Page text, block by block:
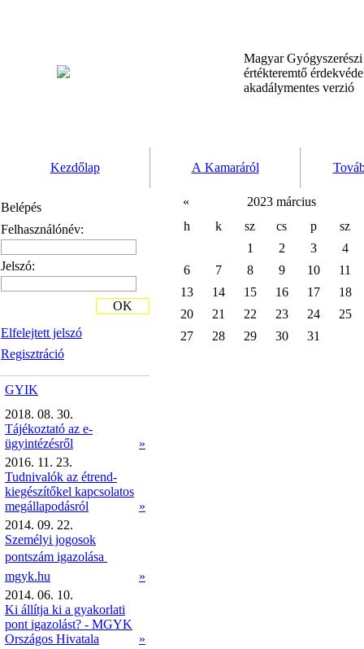
Magyar
értékteremtő
akadálymentes verzió
Kezdőlap A Kamaráról
Belépés
Felhasználónév:
Jelszó:
Elfelejtett jelszó
Regisztráció
OK
GYIK
2018. 08. 30.
Tájékoztató az e-
ügyintézésről
»
2016. 11. 23.
Tudnivalók az étrend-
kiegészítőkel kapcsolatos
megállapodásról
»
2014. 09. 22.
Személyi jogosok
pontszám igazolása 
mgyk.hu
»
2014. 06. 10.
Ki állítja ki a gyakorlati
pont igazolást? - MGYK
Országos Hivatala
»
«
2023 március
h
k sz cs p
sz
1
2 3
4
6
7 8 9 10
11
13
14 15 16 17
18
20
21 22 23 24
25
27
28 29 30 31